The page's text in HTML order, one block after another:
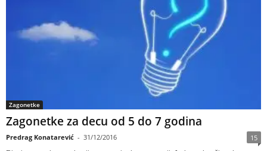
Zagonetke
Zagonetke za decu od 5 do 7 godina
Predrag Konatarević - 31/12/2016 15